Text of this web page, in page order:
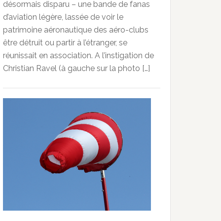
désormais disparu – une bande de fanas
d’aviation légère, lassée de voir le
patrimoine aéronautique des aéro-clubs
être détruit ou partir à l’étranger, se
réunissait en association. A l’instigation de
Christian Ravel (à gauche sur la photo […]